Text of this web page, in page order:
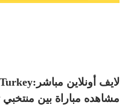
مشاهده مباراة بين منتخبي